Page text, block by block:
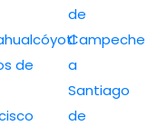
de
de
Campeche
a
Santiago
de